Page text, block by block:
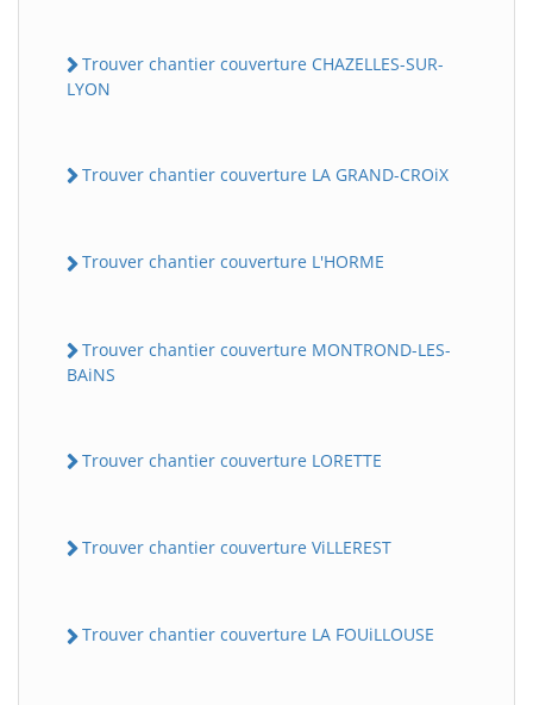
Trouver chantier couverture CHAZELLES-SUR-
LYON
Trouver chantier couverture LA GRAND-CROiX
Trouver chantier couverture L'HORME
Trouver chantier couverture MONTROND-LES-
BAiNS
Trouver chantier couverture LORETTE
Trouver chantier couverture ViLLEREST
Trouver chantier couverture LA FOUiLLOUSE